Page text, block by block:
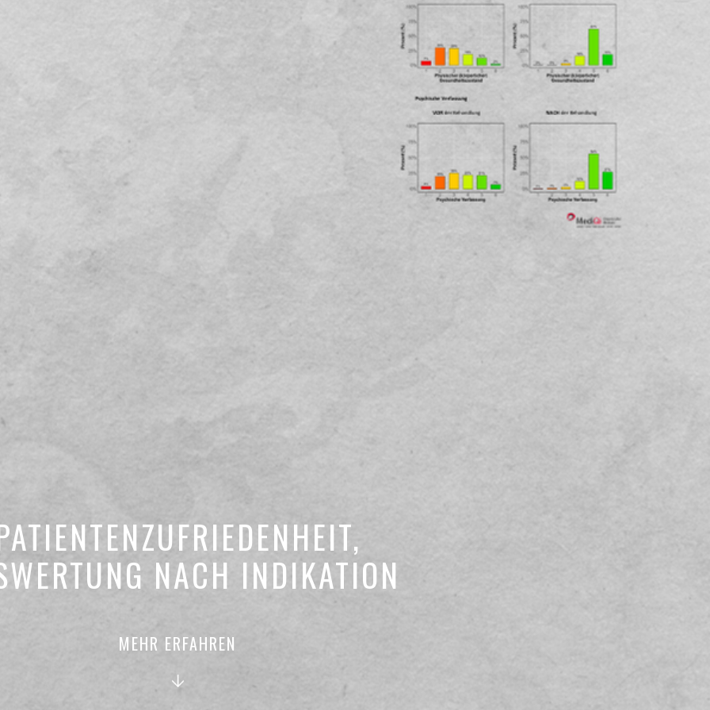
NACH INDIKATION
MEHR ERFAHREN